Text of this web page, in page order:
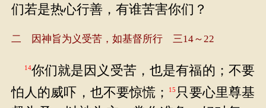
们若是热心行善，有谁苦害你们？
二 因神旨为义受苦，如基督所行 三14～22
14你们就是因义受苦，也是有福的；不要
怕人的威吓，也不要惊慌；
15 只要心里尊基